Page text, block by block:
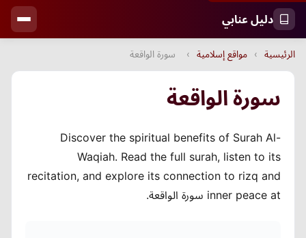
دليل عنابي
الرئيسية › مواقع إسلامية › سورة الواقعة
سورة الواقعة
Discover the spiritual benefits of Surah Al-
Waqiah. Read the full surah, listen to its
recitation, and explore its connection to rizq and
inner peace at سورة الواقعة.